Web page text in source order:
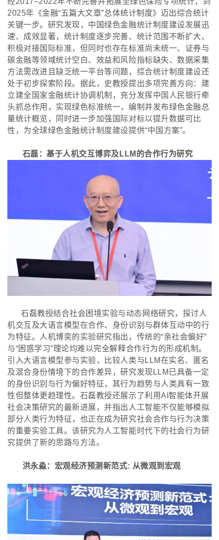
2025年《金融“五篇大文章”总体统计制度》迈出综合统计
关键一步。研究发现，中国绿色金融统计制度建设发展迅
速、成效显著，统计制度逐步完善、统计范围不断扩大、
积极对接国际标准，但同时也存在标准尚未统一、证券与
碳金融等领域统计空白、效益和风险指标缺失、数据采集
方法需改进且缺乏统一平台等问题，综合统计制度建设还
处于初步探索阶段。据此，史教授提出多项完善方向：建
立建全国家金融统计协调机制，充分发挥中国人民银行牵
头抓总作用，实现绿色标准统一，编制并发布绿色金融总
量统计概览，同时进一步加强国际对标以提升数据可比
性，为全球绿色金融统计制度建设提供“中国方案”。
石磊：基于人机交互博弈及 LLM的合作行为研究
石磊教授结合社会困境实验与动态网络研究，探讨人
机交互及大语言模型在合作、身份识别与群体互动中的行
为特征。人机博奕的实验研究指出，传统的“亲社会偏好”
与“困惑学习”理论均难以完全解释合作行为的形成机制。
引入大语言模型参与实验，比较人类与LLM在实名、匿名
及混合身份情境下的合作差异，研究发现LLM已具备一定
的身份识别与行为偏好特征，其行为趋势与人类具有一致
性但整体更趋理性。石磊教授还展示了利用AI智能体开展
社会决策研究的最新进展，并指出人工智能不仅能够模拟
部分人类行为特征，也正在成为研究社会合作与行为决策
的重要实验工具。该研究为人工智能时代下的社会行为研
究提供了新的思路与方法。
洪永淼：宏观经济预测新范式: 从微观到宏观